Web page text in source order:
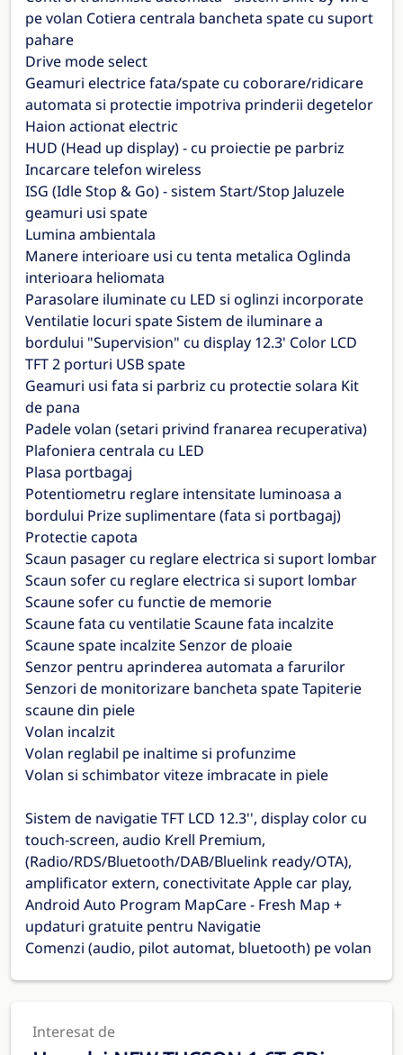
pe volan Cotiera centrala bancheta spate cu suport
pahare
Drive mode select
Geamuri electrice fata/spate cu coborare/ridicare
automata si protectie impotriva prinderii degetelor
Haion actionat electric
HUD (Head up display) - cu proiectie pe parbriz
Incarcare telefon wireless
ISG (Idle Stop & Go) - sistem Start/Stop Jaluzele
geamuri usi spate
Lumina ambientala
Manere interioare usi cu tenta metalica Oglinda
interioara heliomata
Parasolare iluminate cu LED si oglinzi incorporate
Ventilatie locuri spate Sistem de iluminare a
bordului "Supervision" cu display 12.3' Color LCD
TFT 2 porturi USB spate
Geamuri usi fata si parbriz cu protectie solara Kit
de pana
Padele volan (setari privind franarea recuperativa)
Plafoniera centrala cu LED
Plasa portbagaj
Potentiometru reglare intensitate luminoasa a
bordului Prize suplimentare (fata si portbagaj)
Protectie capota
Scaun pasager cu reglare electrica si suport lombar
Scaun sofer cu reglare electrica si suport lombar
Scaune sofer cu functie de memorie
Scaune fata cu ventilatie Scaune fata incalzite
Scaune spate incalzite Senzor de ploaie
Senzor pentru aprinderea automata a farurilor
Senzori de monitorizare bancheta spate Tapiterie
scaune din piele
Volan incalzit
Volan reglabil pe inaltime si profunzime
Volan si schimbator viteze imbracate in piele
Sistem de navigatie TFT LCD 12.3'', display color cu
touch-screen, audio Krell Premium,
(Radio/RDS/Bluetooth/DAB/Bluelink ready/OTA),
amplificator extern, conectivitate Apple car play,
Android Auto Program MapCare - Fresh Map +
updaturi gratuite pentru Navigatie
Comenzi (audio, pilot automat, bluetooth) pe volan
Interesat de